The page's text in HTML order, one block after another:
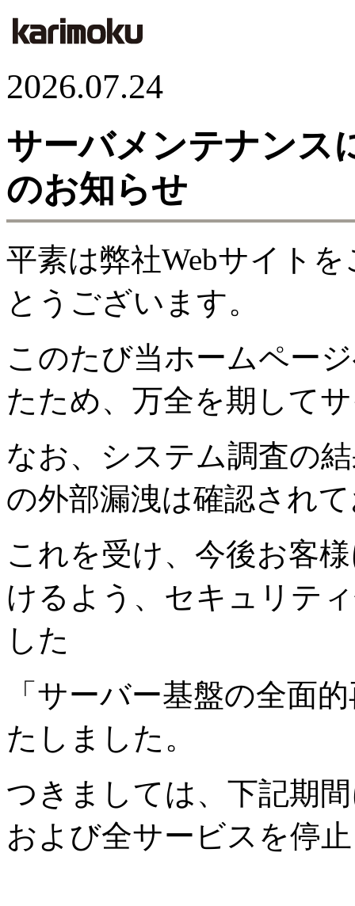
2026.07.24
サーバメンテナンス
のお知らせ
平素は弊社Webサイト
とうございます。
このたび当ホームペー
たため、万全を期して
なお、システム調査の
の外部漏洩は確認され
これを受け、今後お客
けるよう、セキュリテ
した
「サーバー基盤の全面
たしました。
つきましては、下記期
および全サービスを停